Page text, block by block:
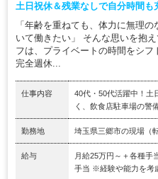
土日祝休＆残業なしで自分時間も
「年齢を重ねても、体力に無理
いて働きたい」 そんな思いを抱
フは、プライベートの時間をシフ
完全週休...
仕事内容
40代・50代活躍中！土
く、飲食店駐車場の警
勤務地 埼玉県三郷市の現場（
給与
月給25万円～＋各種手
手当 ※経験や能力を考